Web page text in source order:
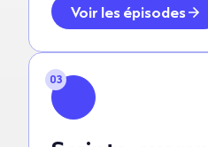
Voir les épisodes
03